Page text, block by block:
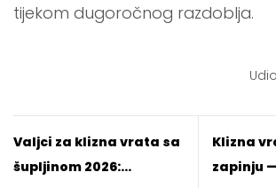
tijekom dugoročnog razdoblja.
Valjci za klizna vrata sa
šupljinom 2026:
Klizna
zapinju